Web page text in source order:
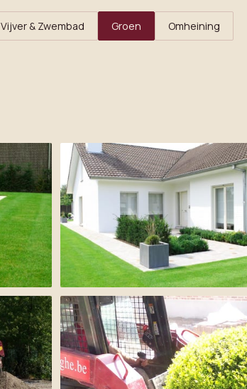
Vijver & Zwembad Groen Omheining